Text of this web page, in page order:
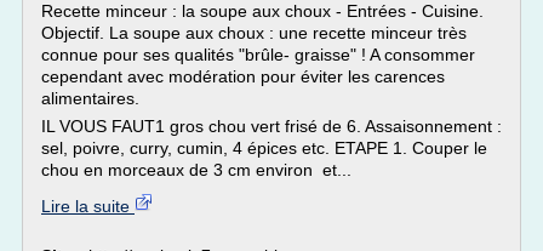
Recette minceur : la soupe aux choux - Entrées - Cuisine.
Objectif. La soupe aux choux : une recette minceur très
connue pour ses qualités "brûle- graisse" ! A consommer
cependant avec modération pour éviter les carences
alimentaires.
IL VOUS FAUT1 gros chou vert frisé de 6. Assaisonnement :
sel, poivre, curry, cumin, 4 épices etc. ETAPE 1. Couper le
chou en morceaux de 3 cm environ et...
Lire la suite